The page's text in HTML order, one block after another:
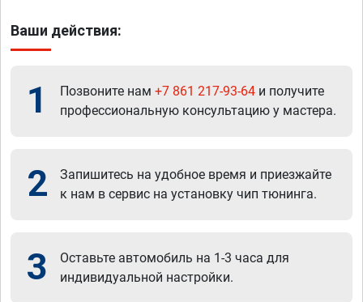
Ваши действия:
1 Позвоните нам +7 861 217-93-64 и получите
профессиональную консультацию у мастера.
2
Запишитесь на удобное время и приезжайте
к нам в сервис на установку чип тюнинга.
3
Оставьте автомобиль на 1-3 часа для
индивидуальной настройки.